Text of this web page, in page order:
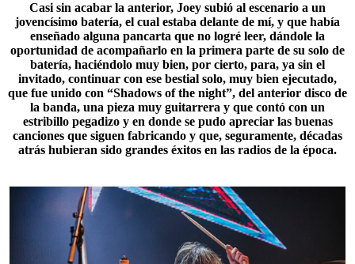
Casi sin acabar la anterior, Joey subió al escenario a un
jovencísimo batería, el cual estaba delante de mí, y que había
enseñado alguna pancarta que no logré leer, dándole la
oportunidad de acompañarlo en la primera parte de su solo de
batería, haciéndolo muy bien, por cierto, para, ya sin el
invitado, continuar con ese bestial solo, muy bien ejecutado,
que fue unido con “Shadows of the night”, del anterior disco de
la banda, una pieza muy guitarrera y que contó con un
estribillo pegadizo y en donde se pudo apreciar las buenas
canciones que siguen fabricando y que, seguramente, décadas
atrás hubieran sido grandes éxitos en las radios de la época.